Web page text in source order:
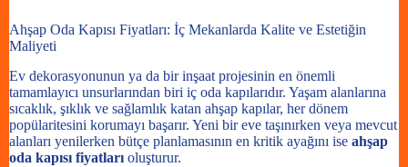
Ahşap Oda Kapısı Fiyatları: İç Mekanlarda Kalite ve Estetiğin
Maliyeti
Ev dekorasyonunun ya da bir inşaat projesinin en önemli
tamamlayıcı unsurlarından biri iç oda kapılarıdır. Yaşam alanlarına
sıcaklık, şıklık ve sağlamlık katan ahşap kapılar, her dönem
popülaritesini korumayı başarır. Yeni bir eve taşınırken veya mevcut
alanları yenilerken bütçe planlamasının en kritik ayağını ise ahşap
oda kapısı fiyatları oluşturur.